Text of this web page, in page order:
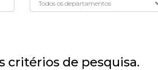
critérios de pesquisa.